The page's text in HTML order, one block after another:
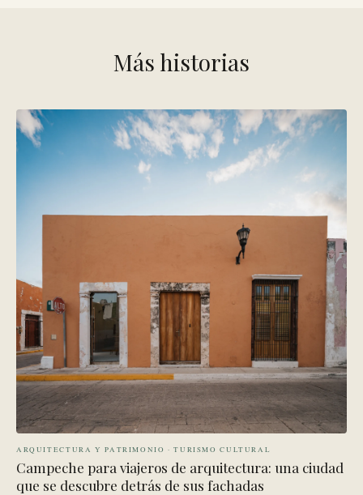
Más historias
ARQUITECTURA Y PATRIMONIO · TURISMO CULTURAL
Campeche para viajeros de arquitectura: una ciudad
que se descubre detrás de sus fachadas